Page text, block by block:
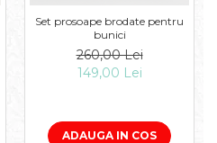
Set prosoape brodate pentru
bunici
260,00 Lei
149,00 Lei
ADAUGA IN COS